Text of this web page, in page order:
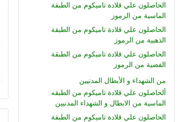
الحاصلون علي قلادة تاميكوم من الطبقة
الماسية من الرموز
الحاصلون علي قلادة تاميكوم من الطبقة
الذهبية من الرموز
الحاصلون علي قلادة تاميكوم من الطبقة
الفضية من الرموز
من الشهداء و الأبطال المدنيين
ألحاصلون علي قلادة تاميكوم من الطبقه
الماسية من الابطال و الشهداء المدنيين
الحاصلون علي قلادة تاميكوم من الطبقة